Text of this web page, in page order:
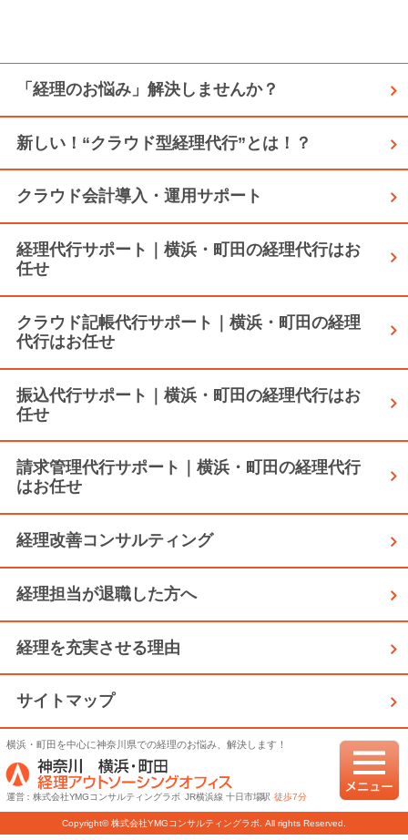
「経理のお悩み」解決しませんか？
新しい！“クラウド型経理代行”とは！？
クラウド会計導入・運用サポート
経理代行サポート｜横浜・町田の経理代行はお
任せ
クラウド記帳代行サポート｜横浜・町田の経理
代行はお任せ
振込代行サポート｜横浜・町田の経理代行はお
任せ
請求管理代行サポート｜横浜・町田の経理代行
はお任せ
経理改善コンサルティング
経理担当が退職した方へ
経理を充実させる理由
サイトマップ
横浜・町田を中心に神奈川県での経理のお悩み、解決します！
運営：株式会社YMGコンサルティングラボ JR横浜線 十日市場駅 徒歩7分
Copyright© 株式会社YMGコンサルティングラボ. All rights Reserved.